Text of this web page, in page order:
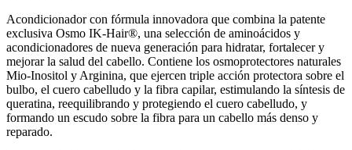
Acondicionador con fórmula innovadora que combina la patente
exclusiva Osmo IK-Hair®, una selección de aminoácidos y
acondicionadores de nueva generación para hidratar, fortalecer y
mejorar la salud del cabello. Contiene los osmoprotectores naturales
Mio-Inositol y Arginina, que ejercen triple acción protectora sobre el
bulbo, el cuero cabelludo y la fibra capilar, estimulando la síntesis de
queratina, reequilibrando y protegiendo el cuero cabelludo, y
formando un escudo sobre la fibra para un cabello más denso y
reparado.